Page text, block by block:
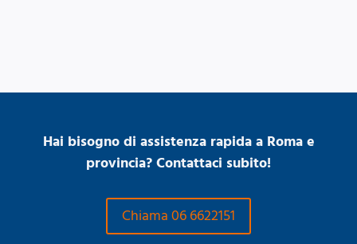
Hai bisogno di assistenza rapida a Roma e
provincia? Contattaci subito!
Chiama 06 6622151